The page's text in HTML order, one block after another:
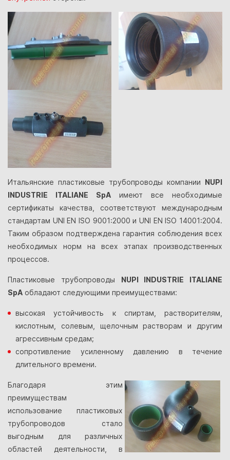
Итальянские пластиковые трубопроводы компании NUPI
INDUSTRIE ITALIANE SpA имеют все необходимые
сертификаты качества, соответствуют международным
стандартам UNI EN ISO 9001:2000 и UNI EN ISO 14001:2004.
Таким образом подтверждена гарантия соблюдения всех
необходимых норм на всех этапах производственных
процессов.
Пластиковые трубопроводы NUPI INDUSTRIE ITALIANE
SpA обладают следующими преимуществами:
высокая устойчивость к спиртам, растворителям,
кислотным, солевым, щелочным растворам и другим
агрессивным средам;
сопротивление усиленному давлению в течение
длительного времени.
Благодаря этим
преимуществам
использование пластиковых
трубопроводов стало
выгодным для различных
областей деятельности, в